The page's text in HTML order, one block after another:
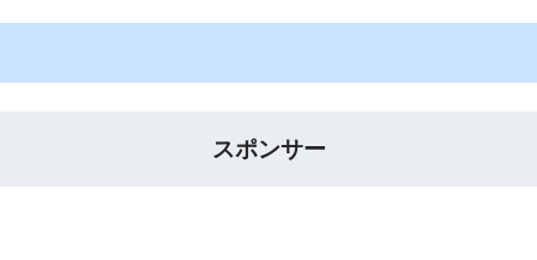
スポンサー